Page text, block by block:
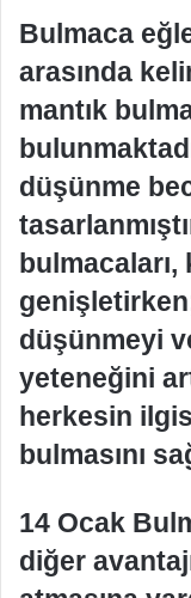
Bulmaca
arasında
mantık
düşünme
düşünmeyi
yeteneğini
herkesin
bulmasını
14 Ocak
diğer